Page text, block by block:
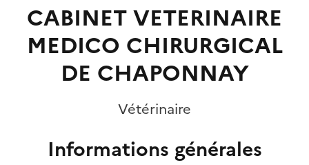
CABINET VETERINAIRE
MEDICO CHIRURGICAL
DE CHAPONNAY
Vétérinaire
Informations générales